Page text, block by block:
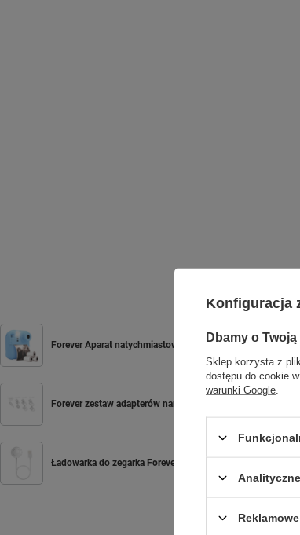
Forever Aparat natychmiastowy z flaszem ICF-03 niebieski
Forever zestaw adapterów nano SIM
Ładowarka do zegarka Forever Smartwatch Grand 2 W-710
Konfiguracja
Dbamy o
Sklep korzysta z
dostępu do cookie
warunki Google